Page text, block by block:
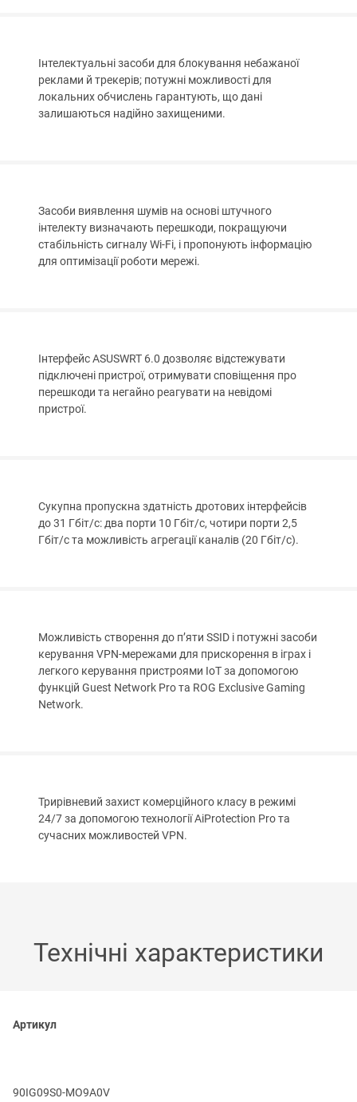
Інтелектуальні засоби для блокування небажаної
реклами й трекерів; потужні можливості для
локальних обчислень гарантують, що дані
залишаються надійно захищеними.
Засоби виявлення шумів на основі штучного
інтелекту визначають перешкоди, покращуючи
стабільність сигналу Wi-Fi, і пропонують інформацію
для оптимізації роботи мережі.
Інтерфейс ASUSWRT 6.0 дозволяє відстежувати
підключені пристрої, отримувати сповіщення про
перешкоди та негайно реагувати на невідомі
пристрої.
Сукупна пропускна здатність дротових інтерфейсів
до 31 Гбіт/с: два порти 10 Гбіт/с, чотири порти 2,5
Гбіт/с та можливість агрегації каналів (20 Гбіт/с).
Можливість створення до п’яти SSID і потужні засоби
керування VPN-мережами для прискорення в іграх і
легкого керування пристроями IoT за допомогою
функцій Guest Network Pro та ROG Exclusive Gaming
Network.
Трирівневий захист комерційного класу в режимі
24/7 за допомогою технології AiProtection Pro та
сучасних можливостей VPN.
Технічні характеристики
Артикул
90IG09S0-MO9A0V